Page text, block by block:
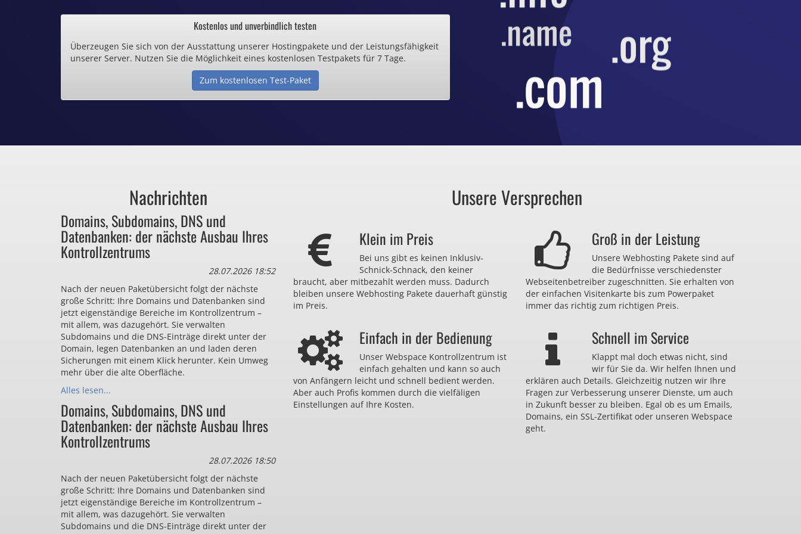
.de und .eu schon ab 0,70€ / Monat
Inklusive .de Domain
Webspace ab 1,25€ / Monat
Günstige SSL-Zertifikate
Bezahlen Sie auch zu viel
für Dinge, die sie gar nicht brauchen?
Kostenlos und unverbindlich testen
Überzeugen Sie sich von der Ausstattung unserer Hostingpakete und der Leistungsfähigkeit
unserer Server. Nutzen Sie die Möglichkeit eines kostenlosen Testpakets für 7 Tage.
Zum kostenlosen Test-Paket
Nachrichten
Domains, Subdomains, DNS und
Datenbanken: der nächste Ausbau Ihres
Kontrollzentrums
28.07.2026 18:52
Nach der neuen Paketübersicht folgt der nächste
große Schritt: Ihre Domains und Datenbanken sind
jetzt eigenständige Bereiche im Kontrollzentrum –
mit allem, was dazugehört. Sie verwalten
Subdomains und die DNS-Einträge direkt unter der
Domain, legen Datenbanken an und laden deren
Sicherungen mit einem Klick herunter. Kein Umweg
mehr über die alte Oberfläche.
Alles lesen...
Domains, Subdomains, DNS und
Datenbanken: der nächste Ausbau Ihres
Kontrollzentrums
28.07.2026 18:50
Nach der neuen Paketübersicht folgt der nächste
große Schritt: Ihre Domains und Datenbanken sind
jetzt eigenständige Bereiche im Kontrollzentrum –
mit allem, was dazugehört. Sie verwalten
Subdomains und die DNS-Einträge direkt unter der
Unsere Versprechen
Klein im Preis
Bei uns gibt es keinen Inklusiv-
Schnick-Schnack, den keiner
braucht, aber mitbezahlt werden muss. Dadurch
bleiben unsere Webhosting Pakete dauerhaft günstig
im Preis.
Groß in der Leistung
Unsere Webhosting Pakete sind auf
die Bedürfnisse verschiedenster
Webseitenbetreiber zugeschnitten. Sie erhalten von
der einfachen Visitenkarte bis zum Powerpaket
immer das richtig zum richtigen Preis.
Einfach in der Bedienung
Unser Webspace Kontrollzentrum ist
einfach gehalten und kann so auch
von Anfängern leicht und schnell bedient werden.
Aber auch Profis kommen durch die vielfäligen
Einstellungen auf Ihre Kosten.
Schnell im Service
Klappt mal doch etwas nicht, sind
wir für Sie da. Wir helfen Ihnen und
erklären auch Details. Gleichzeitig nutzen wir Ihre
Fragen zur Verbesserung unserer Dienste, um auch
in Zukunft besser zu bleiben. Egal ob es um Emails,
Domains, ein SSL-Zertifikat oder unseren Webspace
geht.